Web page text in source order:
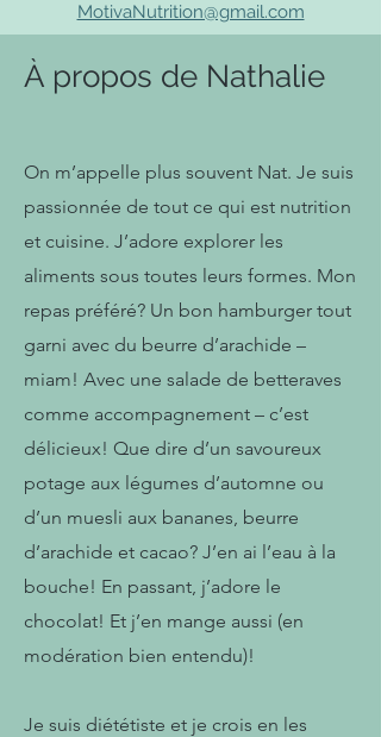
MotivaNutrition@gmail.com
À propos de Nathalie
On m’appelle plus souvent Nat. Je suis
passionnée de tout ce qui est nutrition
et cuisine. J’adore explorer les
aliments sous toutes leurs formes. Mon
repas préféré? Un bon hamburger tout
garni avec du beurre d’arachide –
miam! Avec une salade de betteraves
comme accompagnement – c’est
délicieux! Que dire d’un savoureux
potage aux légumes d’automne ou
d’un muesli aux bananes, beurre
d’arachide et cacao? J’en ai l’eau à la
bouche! En passant, j’adore le
chocolat! Et j’en mange aussi (en
modération bien entendu)!
Je suis diététiste et je crois en les